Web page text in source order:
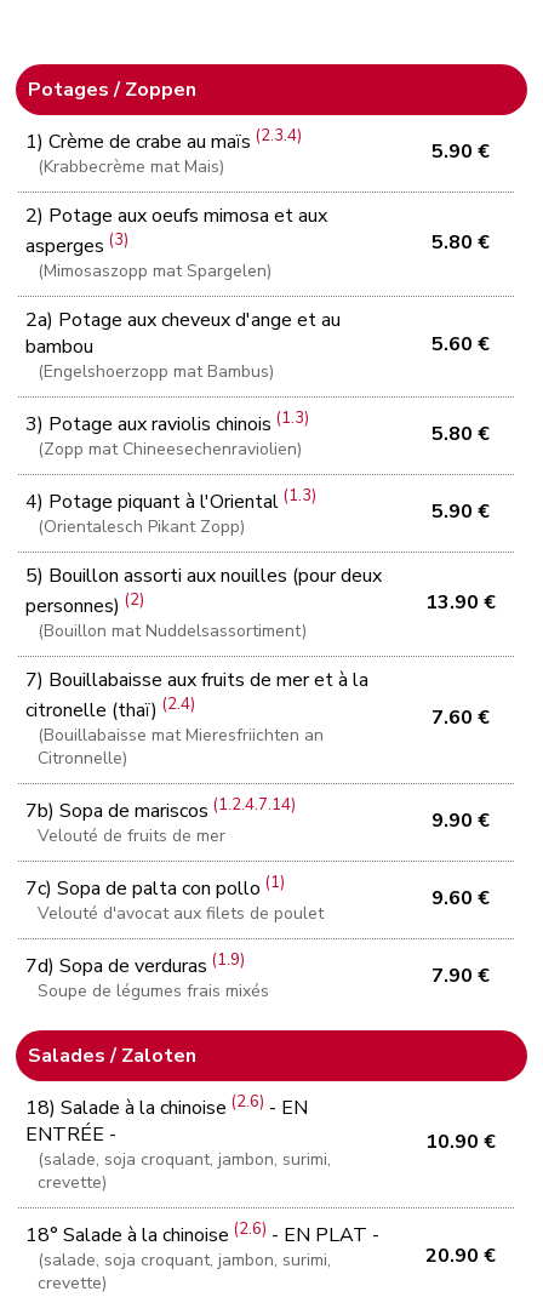
Potages / Zoppen
1) Crème de crabe au maïs(2.3.4)
(Krabbecrème mat Mais)
5.90 €
2) Potage aux oeufs mimosa et aux
asperges(3)
(Mimosaszopp mat Spargelen)
5.80 €
2a) Potage aux cheveux d'ange et au
bambou
(Engelshoerzopp mat Bambus)
5.60 €
3) Potage aux raviolis chinois(1.3)
(Zopp mat Chineesechenraviolien)
5.80 €
4) Potage piquant à l'Oriental(1.3)
(Orientalesch Pikant Zopp)
5.90 €
5) Bouillon assorti aux nouilles (pour deux
personnes)(2)
(Bouillon mat Nuddelsassortiment)
13.90 €
7) Bouillabaisse aux fruits de mer et à la
citronelle (thaï)(2.4)
(Bouillabaisse mat Mieresfriichten an
Citronnelle)
7.60 €
7b) Sopa de mariscos(1.2.4.7.14)
Velouté de fruits de mer
9.90 €
7c) Sopa de palta con pollo(1)
Velouté d'avocat aux filets de poulet
9.60 €
7d) Sopa de verduras(1.9)
Soupe de légumes frais mixés
7.90 €
Salades / Zaloten
18) Salade à la chinoise(2.6) - EN
ENTRÉE -
(salade, soja croquant, jambon, surimi,
crevette)
10.90 €
18° Salade à la chinoise(2.6) - EN PLAT -
(salade, soja croquant, jambon, surimi,
crevette)
20.90 €